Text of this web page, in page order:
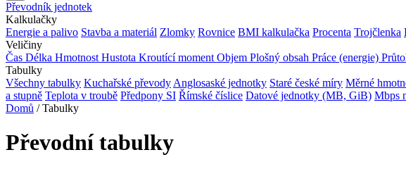
Převodník jednotek
Kalkulačky
Energie a palivo Stavba a materiál Zlomky Rovnice BMI kalkulačka Procenta Trojčlenka
Veličiny
Čas Délka Hmotnost Hustota Kroutící moment Objem Plošný obsah Práce (energie)
Tabulky
Všechny tabulky Kuchařské převody Anglosaské jednotky Staré české míry Měrné
a stupně Teplota v troubě Předpony SI Římské číslice Datové jednotky (MB, GiB) Mbps
Domů / Tabulky
Převodní tabulky